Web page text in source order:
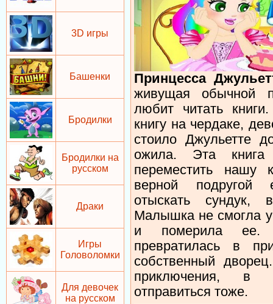
3D игры
Башенки
Бродилки
Бродилки на
русском
Драки
Игры
Головоломки
Для девочек
на русском
Принцесса
живущая обычной
любит читать
книгу на чердаке,
стоило Джульетте
ожила. Эта книга
переместить
верной подругой
отыскать сундук,
Малышка не смогла
и померила ее.
превратилась в
собственный
приключения, в
отправиться тоже.